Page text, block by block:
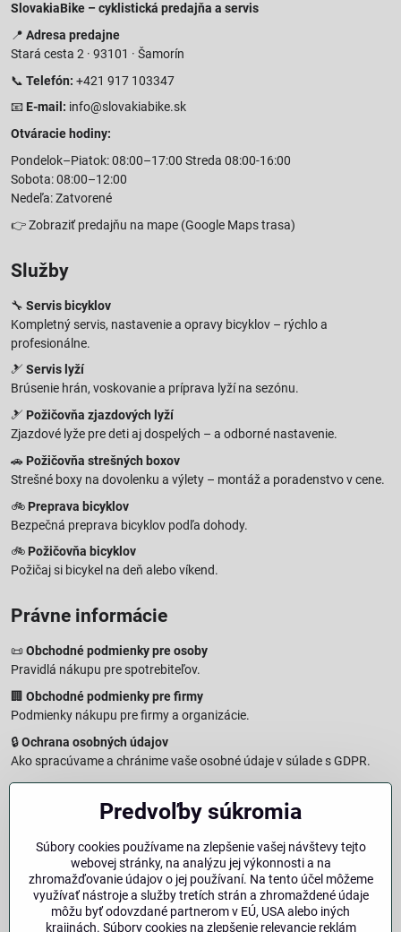
SlovakiaBike – cyklistická predajňa a servis
📍 Adresa predajne
Stará cesta 2 · 93101 · Šamorín
📞 Telefón: +421 917 103347
📧 E-mail: info@slovakiabike.sk
Otváracie hodiny:
Pondelok–Piatok: 08:00–17:00 Streda 08:00-16:00
Sobota: 08:00–12:00
Nedeľa: Zatvorené
👉Zobraziť predajňu na mape (Google Maps trasa)
Služby
🔧 Servis bicyklov
Kompletný servis, nastavenie a opravy bicyklov – rýchlo a
profesionálne.
🎿 Servis lyží
Brúsenie hrán, voskovanie a príprava lyží na sezónu.
🎿 Požičovňa zjazdových lyží
Zjazdové lyže pre deti aj dospelých – a odborné nastavenie.
🚗 Požičovňa strešných boxov
Strešné boxy na dovolenku a výlety – montáž a poradenstvo v cene.
🚲 Preprava bicyklov
Bezpečná preprava bicyklov podľa dohody.
🚲 Požičovňa bicyklov
Požičaj si bicykel na deň alebo víkend.
Právne informácie
📜 Obchodné podmienky pre osoby
Pravidlá nákupu pre spotrebiteľov.
🏢 Obchodné podmienky pre firmy
Podmienky nákupu pre firmy a organizácie.
🔒Ochrana osobných údajov
Ako spracúvame a chránime vaše osobné údaje v súlade s GDPR.
🧾Reklamačný formulár
Jednoduché podanie reklamácie
Vzorový formulár pre odstúpenie od zmluvy a vrátenie tovaru.
Právna doložka – Autorské práva
Informácie o ochrane obsahu, značiek a fotografií vrátane
podmienok.
Predvoľby súkromia
Súbory cookies používame na zlepšenie vašej návštevy tejto
webovej stránky, na analýzu jej výkonnosti a na
zhromažďovanie údajov o jej používaní. Na tento účel môžeme
využívať nástroje a služby tretích strán a zhromaždené údaje
môžu byť odovzdané partnerom v EÚ, USA alebo iných
krajinách. Súbory cookies na zlepšenie relevancie reklám